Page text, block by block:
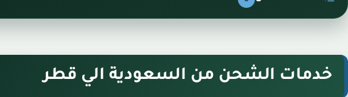
خدمات الشحن من السعودية الي قطر